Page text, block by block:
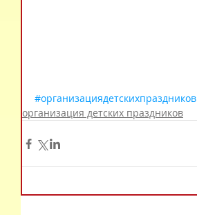
#организациядетскихпраздников
организация детских праздников